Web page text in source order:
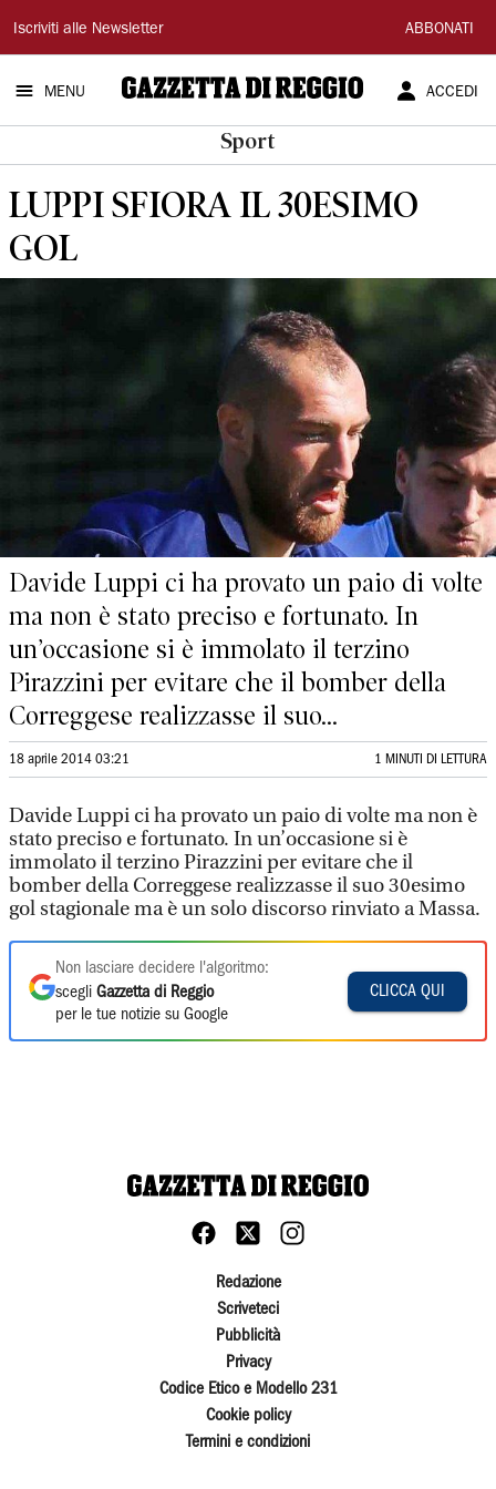
Gazzetta
di
Reggio
Iscriviti alle Newsletter ABBONATI
MENU ACCEDI
Sport
LUPPI SFIORA IL 30ESIMO
GOL
Davide Luppi ci ha provato un paio di volte
ma non è stato preciso e fortunato. In
un’occasione si è immolato il terzino
Pirazzini per evitare che il bomber della
Correggese realizzasse il suo...
18 aprile 2014 03:21 1 MINUTI DI LETTURA
Davide Luppi ci ha provato un paio di volte ma non è
stato preciso e fortunato. In un’occasione si è
immolato il terzino Pirazzini per evitare che il
bomber della Correggese realizzasse il suo 30esimo
gol stagionale ma è un solo discorso rinviato a Massa.
Non lasciare decidere l'algoritmo:
scegli Gazzetta di Reggio
per le tue notizie su Google
CLICCA QUI
Redazione
Scriveteci
Pubblicità
Privacy
Codice Etico e Modello 231
Cookie policy
Termini e condizioni